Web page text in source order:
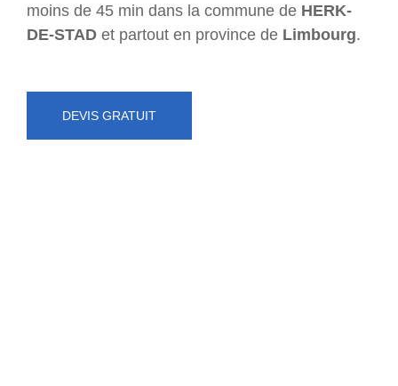
moins de 45 min dans la commune de HERK-
DE-STAD et partout en province de Limbourg.
DEVIS GRATUIT